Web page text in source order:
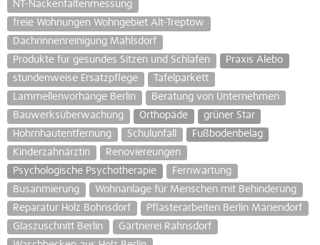
NT-Nackenfaltenmessung
freie Wohnungen Wohngebiet Alt-Treptow
Dachrinnenreinigung Mahlsdorf
Produkte für gesundes Sitzen und Schlafen
Praxis Alebo
stundenweise Ersatzpflege
Tafelparkett
Lammellenvorhänge Berlin
Beratung von Unternehmen
Bauwerksüberwachung
Orthopäde
grüner Star
Hohrnhautentfernung
Schulunfall
Fußbodenbelag
Kinderzahnärztin
Renoviereungen
Psychologische Psychotherapie
Fernwartung
Busanmierung
Wohnanlage für Menschen mit Behinderung
Reparatur Holz Bohnsdorf
Pflasterarbeiten Berlin Mariendorf
Glaszuschnitt Berlin
Gärtnerei Rahnsdorf